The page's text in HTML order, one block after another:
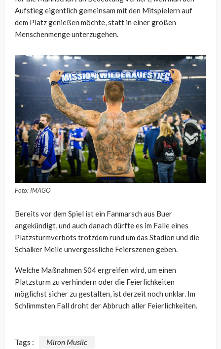
Aufstieg eigentlich gemeinsam mit den Mitspielern auf
dem Platz genießen möchte, statt in einer großen
Menschenmenge unterzugehen.
Foto: IMAGO
Bereits vor dem Spiel ist ein Fanmarsch aus Buer
angekündigt, und auch danach dürfte es im Falle eines
Platzsturmverbots trotzdem rund um das Stadion und die
Schalker Meile unvergessliche Feierszenen geben.
Welche Maßnahmen S04 ergreifen wird, um einen
Platzsturm zu verhindern oder die Feierlichkeiten
möglichst sicher zu gestalten, ist derzeit noch unklar. Im
Schlimmsten Fall droht der Abbruch aller Feierlichkeiten.
Tags : Miron Muslic